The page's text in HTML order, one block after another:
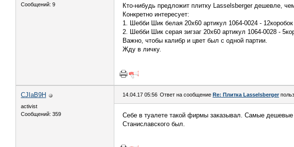
Сообщений: 9
Кто-нибудь предложит плитку Lasselsberger дешевле,
Конкретно интересует:
1. Шебби Шик белая 20х60 артикул 1064-0024 -
2. Шебби Шик серая зигзаг 20х60 артикул 1064-0028 -
Важно, чтобы калибр и цвет был с одной партии.
Жду в личку.
CJIaB9H
activist
Сообщений: 359
14.04.17 05:56 Ответ на сообщение Re: Плитка Lasselsberger
Себе в туалете такой фирмы заказывал. Самые
Станиславского был.